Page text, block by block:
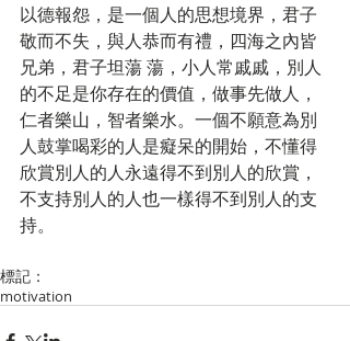
以德報怨，是一個人的思想境界，君子
敬而不失，與人恭而有禮，四海之內皆
兄弟，君子坦蕩 蕩，小人常戚戚，別人
的不足是你存在的價值，做事先做人，
仁者樂山，智者樂水。一個不願意為別
人鼓掌喝彩的人是癡呆的開始，不懂得
欣賞別人的人永遠得不到別人的欣賞，
不支持別人的人也一樣得不到別人的支
持。
標記：
motivation